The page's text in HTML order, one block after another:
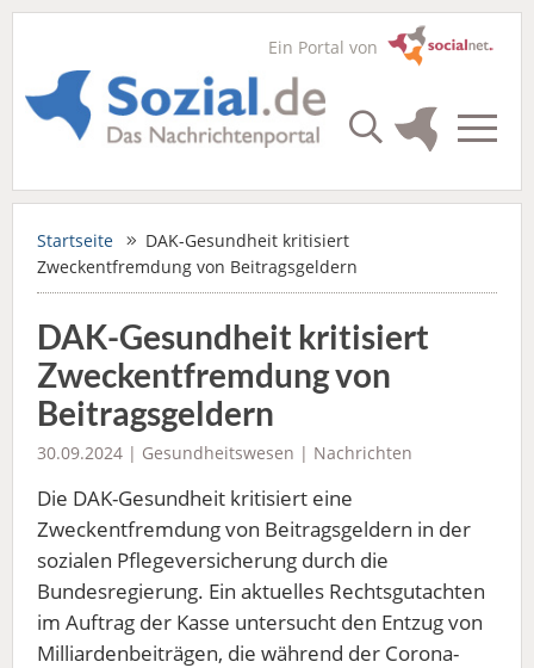
Ein Portal von
Startseite
DAK-Gesundheit kritisiert
Zweckentfremdung von Beitragsgeldern
DAK-Gesundheit kritisiert
Zweckentfremdung von
Beitragsgeldern
30.09.2024 | Gesundheitswesen | Nachrichten
Die DAK-Gesundheit kritisiert eine
Zweckentfremdung von Beitragsgeldern in der
sozialen Pflegeversicherung durch die
Bundesregierung. Ein aktuelles Rechtsgutachten
im Auftrag der Kasse untersucht den Entzug von
Milliardenbeiträgen, die während der Corona-